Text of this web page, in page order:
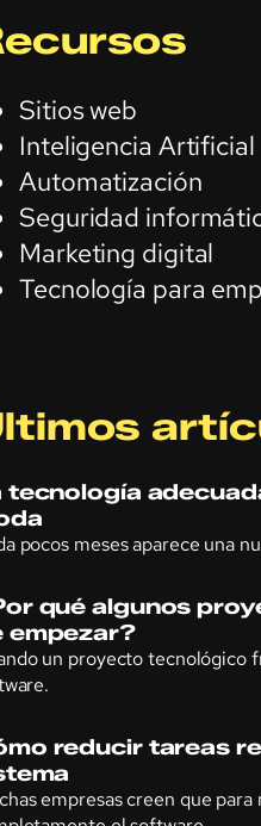
Sitios web
Inteligencia Artificial
Automatización
Seguridad
Marketing digital
Tecnología para
tecnología
pocos meses aparece una
qué algunos
empezar?
un proyecto tecnológico
reducir tareas
empresas creen que